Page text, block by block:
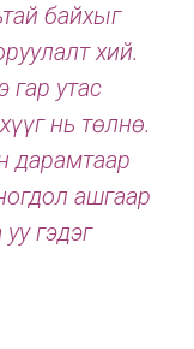
байхыг
хий.
утас
нь төлнө.
дарамтаар
ашгаар
гэдэг